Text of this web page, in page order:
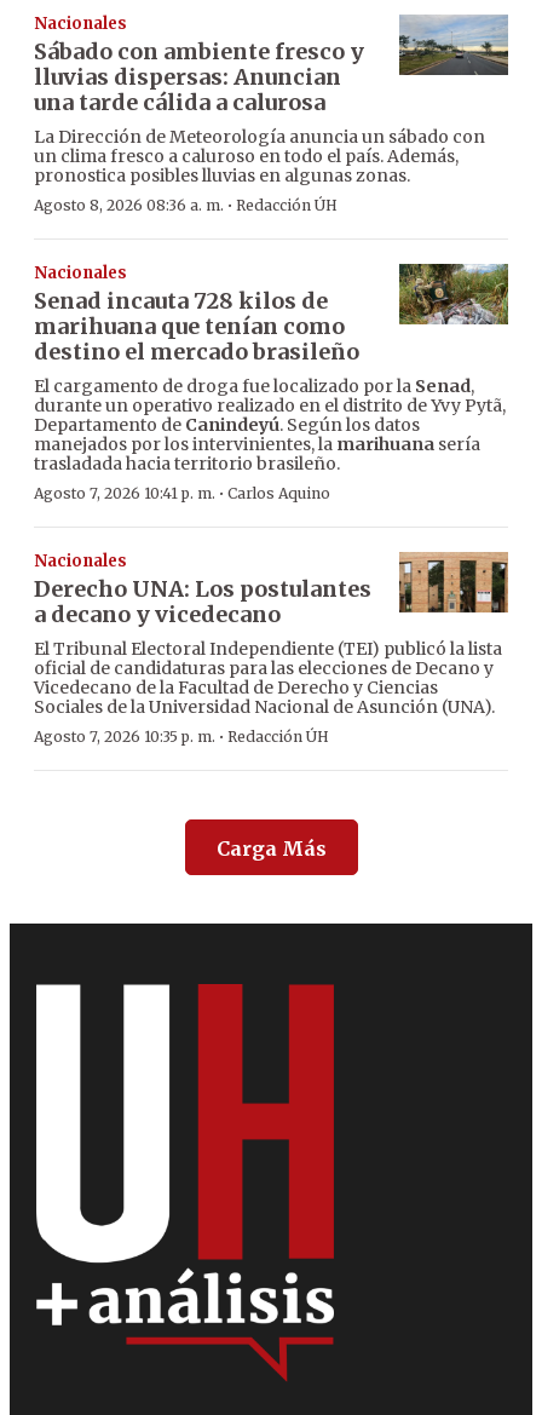
Nacionales
Sábado con ambiente fresco y
lluvias dispersas: Anuncian
una tarde cálida a calurosa
La Dirección de Meteorología anuncia un sábado con
un clima fresco a caluroso en todo el país. Además,
pronostica posibles lluvias en algunas zonas.
Agosto 8, 2026 08:36 a. m. · Redacción ÚH
Nacionales
Senad incauta 728 kilos de
marihuana que tenían como
destino el mercado brasileño
El cargamento de droga fue localizado por la Senad,
durante un operativo realizado en el distrito de Yvy Pytã,
Departamento de Canindeyú. Según los datos
manejados por los intervinientes, la marihuana sería
trasladada hacia territorio brasileño.
Agosto 7, 2026 10:41 p. m. · Carlos Aquino
Nacionales
Derecho UNA: Los postulantes
a decano y vicedecano
El Tribunal Electoral Independiente (TEI) publicó la lista
oficial de candidaturas para las elecciones de Decano y
Vicedecano de la Facultad de Derecho y Ciencias
Sociales de la Universidad Nacional de Asunción (UNA).
Agosto 7, 2026 10:35 p. m. · Redacción ÚH
Carga Más